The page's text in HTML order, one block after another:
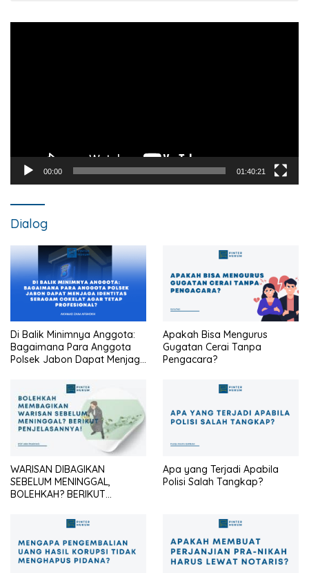
00:00 01:40:21
Dialog
Di Balik Minimnya Anggota:
Bagaimana Para Anggota
Polsek Jabon Dapat Menjaga
Agar Tetap Profesional?
Apakah Bisa Mengurus
Gugatan Cerai Tanpa
Pengacara?
WARISAN DIBAGIKAN
SEBELUM MENINGGAL,
BOLEHKAH? BERIKUT
Apa yang Terjadi Apabila
Polisi Salah Tangkap?